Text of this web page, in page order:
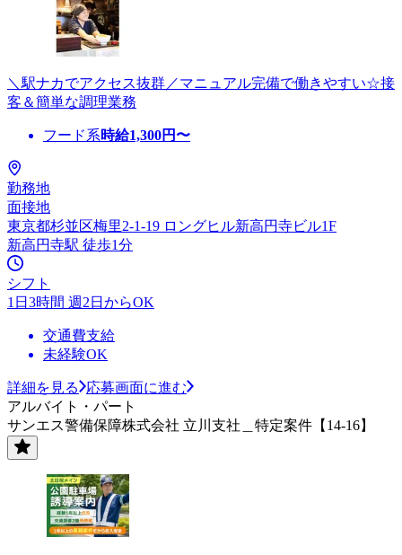
＼駅ナカでアクセス抜群／マニュアル完備で働きやすい☆接
客＆簡単な調理業務
フード系時給1,300円〜
勤務地
面接地
東京都杉並区梅里2-1-19 ロングヒル新高円寺ビル1F
新高円寺駅 徒歩1分
シフト
1日3時間 週2日からOK
交通費支給
未経験OK
詳細を見る
応募画面に進む
アルバイト・パート
サンエス警備保障株式会社 立川支社＿特定案件【14-16】